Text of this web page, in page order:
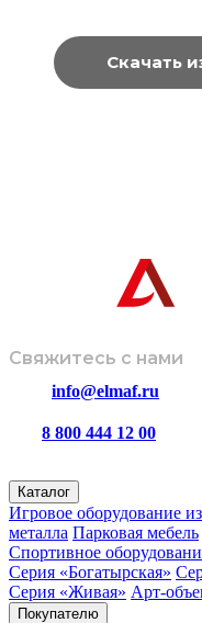
Скачать
Свяжитесь с нами
info@elmaf.ru
8 800 444 12 00
Каталог
Игровое оборудование
металла Парковая мебель
Спортивное
Серия «Богатырская»
Серия «Живая» Арт-
Покупателю